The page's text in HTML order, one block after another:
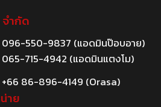
จำกัด
096-550-9837 (แอดมินป๊อบอาย)
065-715-4942 (แอดมินแตงโม)
+66 86-896-4149 (Orasa)
าย